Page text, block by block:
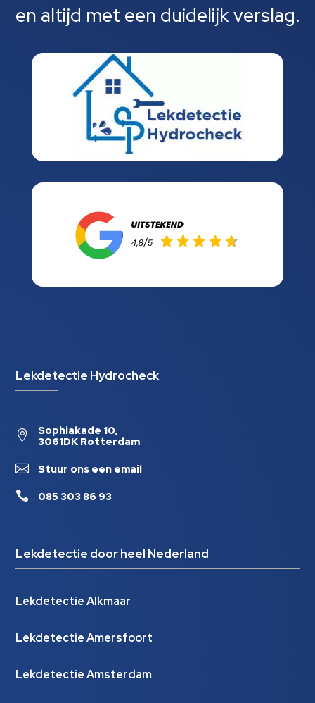
en altijd met een duidelijk verslag.
Lekdetectie Hydrocheck

Sophiakade 10,
3061DK Rotterdam
 Stuur ons een email
 085 303 86 93
Lekdetectie door heel Nederland
Lekdetectie Alkmaar
Lekdetectie Amersfoort
Lekdetectie Amsterdam